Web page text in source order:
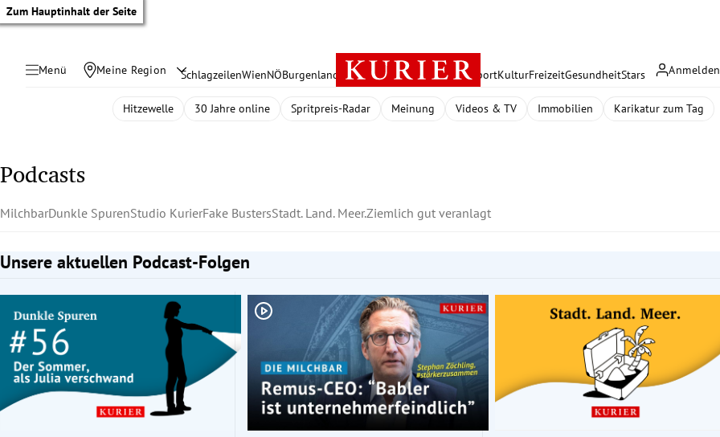
Zum Hauptinhalt der Seite
Menü Meine Region Anmelden
SchlagzeilenWienNÖBurgenland Österreich PolitikWirtschaft SportKulturFreizeitGesundheitStars
Untermenü
Untermenü
Untermenü
Hitzewelle 30 Jahre online Spritpreis-Radar Meinung Videos & TV Immobilien Karikatur zum Tag
Podcasts
MilchbarDunkle SpurenStudio KurierFake BustersStadt. Land. Meer.Ziemlich gut veranlagt
Unsere aktuellen Podcast-Folgen
Slide 1 von 2